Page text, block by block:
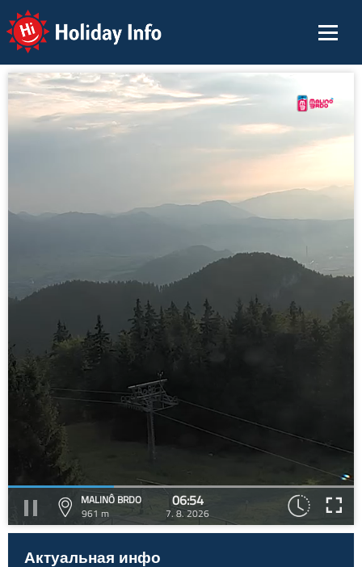
Holiday Info
MALINÔ BRDO
961 m
06:54
7. 8. 2026
Актуальная инфо